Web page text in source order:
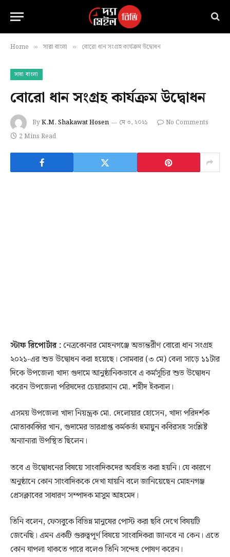
Home » সারা বাংলা » বোরো ধান সংগ্রহ কার্যক্রম উদ্বোধন
সারা বাংলা
বোরো ধান সংগ্রহ কার্যক্রম উদ্বোধন
ByK.M. Shakawat Hosen মে ৩, ২০২১
No Comments
2 Mins Read
স্টাফ রিপোর্টার : নেত্রকোনার মোহনগঞ্জে অভ্যন্তরীণ বোরো ধান সংগ্রহ
২০২১-এর শুভ উদ্বোধন করা হয়েছে। সোমবার (৩ মে) বেলা সাড়ে ১১টার
দিকে উপজেলা খাদ্য গুদামে আনুষ্ঠানিকভাবে এ কর্মসূচির শুভ উদ্বোধন
করেন উপজেলা পরিষদের চেয়ারম্যান মো. শহীদ ইকবাল।
এসময় উপজেলা খাদ্য নিয়ন্ত্রক মো. দেলোয়ার হোসেন, খাদ্য পরিদর্শক
মোতাকাব্বির খান, গুদামের ভারপ্রাপ্ত কর্মকর্তা হুমায়ুন কবিরসহ সংশ্লিষ্ট
অন্যান্যরা উপস্থিত ছিলেন।
তবে এ উদ্বোধনের বিষয়ে সাংবাদিকদের অবহিত করা হয়নি। যে কারণে
অনুষ্ঠানে কোন সাংবাদিককে দেখা যায়নি বলে জানিয়েছেন মোহনগঞ্জ
প্রেসক্লাবের সাধারণ সম্পাদক মাসুম আহমেদ।
তিনি বলেন, ফেসবুকে বিভিন্ন মানুষের পোস্ট করা ছবি দেখে বিষয়টি
জেনেছি। এমন একটি গুরুত্বপূর্ণ বিষয়ে সাংবাদিকরা জানবে না কেন। এতে
কোন ঘাপলা থাকতে পারে বলেও তিনি সন্দেহ পোষণ করেন।